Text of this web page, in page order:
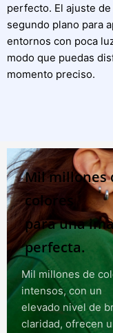
perfecto. El ajuste
segundo plano para
entornos con poca
modo que puedas
momento preciso.
Mil millones
colores
para una
perfecta.
Mil millones de
intensos, con un
elevado nivel de
claridad, ofrecen